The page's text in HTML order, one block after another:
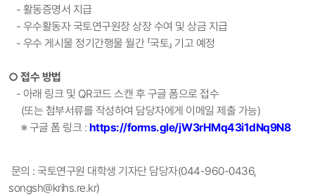
- 활동증명서 지급
- 우수활동자 국토연구원장 상장 수여 및 상금 지급
- 우수 게시물 정기간행물 월간 「국토」 기고 예정
○ 접수 방법
- 아래 링크 및 QR코드 스캔 후 구글 폼으로 접수
(또는 첨부서류를 작성하여 담당자에게 이메일 제출 가능)
※구글 폼 링크 : https://forms.gle/jW3rHMq43i1dNq9N8
문의 : 국토연구원 대학생 기자단 담당자(044-960-0436,
songsh@krihs.re.kr)